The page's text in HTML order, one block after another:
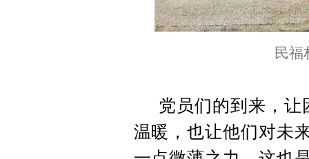
民福
党员们的到来，
温暖，也让他们对未